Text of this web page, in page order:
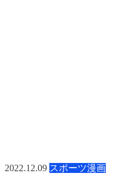
2022.12.09 スポーツ漫画